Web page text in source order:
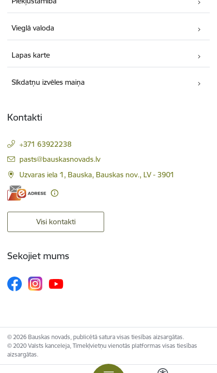
Vieglā valoda
Lapas karte
Sīkdatņu izvēles maiņa
Kontakti
+371 63922238
E-pasts:
pasts@bauskasnovads.lv
Uzvaras iela 1, Bauska, Bauskas nov., LV - 3901
Visi kontakti
Sekojiet mums
© 2026 Bauskas novads, publicētā satura visas tiesības aizsargātas.
© 2020 Valsts kanceleja, Tīmekļvietņu vienotās platformas visas tiesības
aizsargātas.